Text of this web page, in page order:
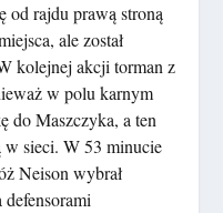
od rajdu prawą stroną
ale został
kolejnej akcji torman z
w polu karnym
do Maszczyka, a ten
w sieci. W 53 minucie
Neison wybrał